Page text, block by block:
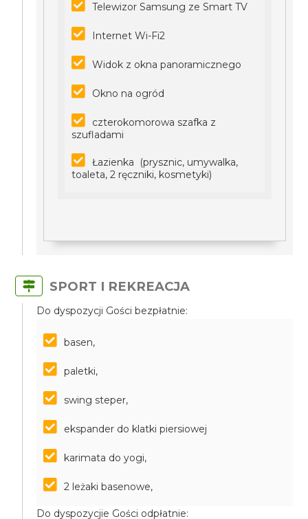
Telewizor Samsung ze Smart TV
Internet Wi-Fi2
Widok z okna panoramicznego
Okno na ogród
czterokomorowa szafka z
szufladami
Łazienka (prysznic, umywalka,
toaleta, 2 ręczniki, kosmetyki)
SPORT I REKREACJA
Do dyspozycji Gości bezpłatnie:
basen,
paletki,
swing steper,
ekspander do klatki piersiowej
karimata do yogi,
2 leżaki basenowe,
Do dyspozycjie Gości odpłatnie: